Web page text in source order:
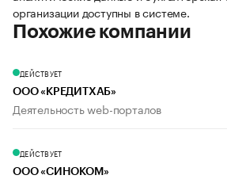
организации доступны в системе.
Похожие компании
ДЕЙСТВУЕТ
ООО «КРЕДИТХАБ»
Деятельность web-порталов
ДЕЙСТВУЕТ
ООО «СИНОКОМ»